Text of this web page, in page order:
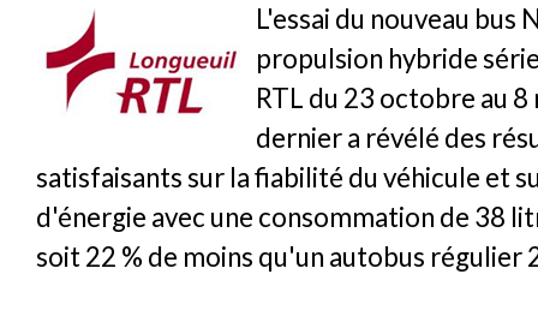
L'essai du nouveau bus
propulsion hybride
RTL du 23 octobre au
dernier a révélé des
satisfaisants sur la fiabilité du véhicule et
d'énergie avec une consommation de 38
soit 22 % de moins qu'un autobus régulier